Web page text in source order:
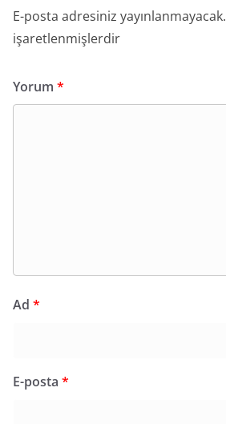
E-posta adresiniz yayınlanmayacak.
işaretlenmişlerdir
Yorum *
Ad *
E-posta *